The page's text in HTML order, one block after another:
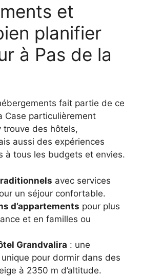
et
planifier
à Pas de la
fait partie de ce
Case particulièrement
trouve des hôtels,
aussi des expériences
à tous les budgets et envies.
avec services
un séjour confortable.
d’appartements pour plus
et en familles ou
Grandvalira : une
pour dormir dans des
à 2350 m d’altitude.